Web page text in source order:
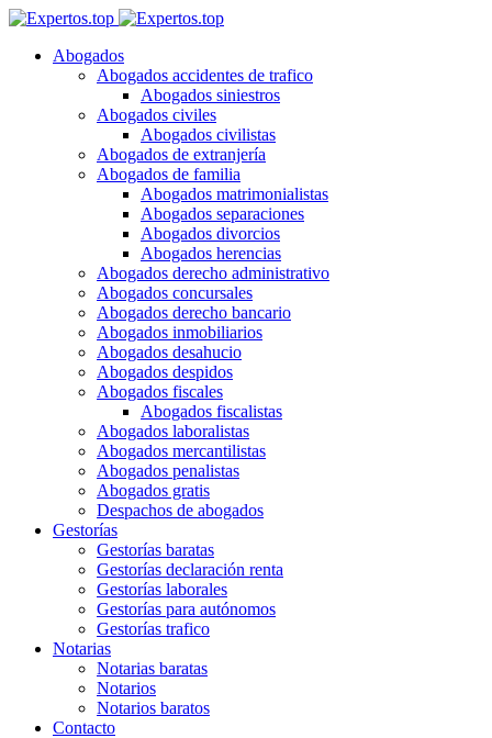
Abogados
Abogados accidentes de trafico
Abogados siniestros
Abogados civiles
Abogados civilistas
Abogados de extranjería
Abogados de familia
Abogados matrimonialistas
Abogados separaciones
Abogados divorcios
Abogados herencias
Abogados derecho administrativo
Abogados concursales
Abogados derecho bancario
Abogados inmobiliarios
Abogados desahucio
Abogados despidos
Abogados fiscales
Abogados fiscalistas
Abogados laboralistas
Abogados mercantilistas
Abogados penalistas
Abogados gratis
Despachos de abogados
Gestorías
Gestorías baratas
Gestorías declaración renta
Gestorías laborales
Gestorías para autónomos
Gestorías trafico
Notarias
Notarias baratas
Notarios
Notarios baratos
Contacto